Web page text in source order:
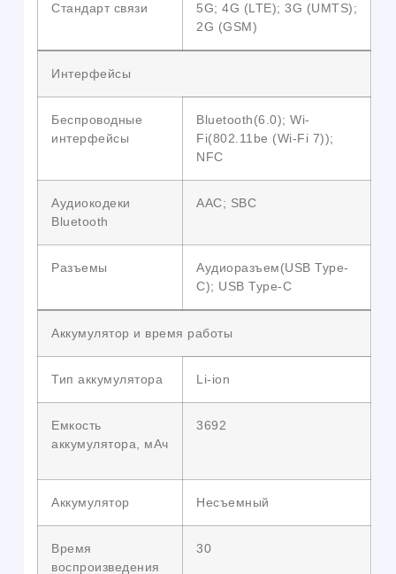
Стандарт связи
5G; 4G (LTE); 3G (UMTS);
2G (GSM)
Интерфейсы
Беспроводные
интерфейсы
Bluetooth(6.0); Wi-
Fi(802.11be (Wi-Fi 7));
NFC
Аудиокодеки
Bluetooth
AAC; SBC
Разъемы
Аудиоразъем(USB Type-
C); USB Type-C
Аккумулятор и время работы
Тип аккумулятора Li-ion
Емкость
аккумулятора, мАч
3692
Аккумулятор Несъемный
Время
воспроизведения
30